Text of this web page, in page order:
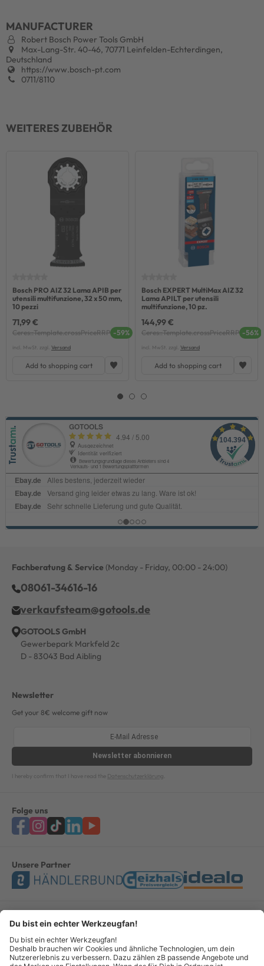
MANUFACTURER
Robert Bosch Power Tools GmbH
Max-Lang-Str. 40-46, 70771 Leinfelden-Echterdingen,
Deutschland
https://www.bosch-pt.com
0711/8110
WEITERES ZUBEHÖR
Bosch PRO AIZ 32 Lama APIB per
utensili multifunzione, 32 x 50 mm,
10 pezzi
71,99 €
Ceres::Template.crossPriceRRP -59%
incl. MwSt. zzgl. Versand
Add to shopping cart
Bosch EXPERT MultiMax AIZ 32
Lama APILT per utensili
multifunzione, 10 pz.
144,99 €
Ceres::Template.crossPriceRRP -56%
incl. MwSt. zzgl. Versand
Add to shopping cart
Fachberatung & Service (Monday - Friday, 00:00 - 24:00)
08061-34616-16
verkaufsteam@gotools.de
GOTOOLS GmbH
Gewerbepark Markfeld 2c
D - 83043 Bad Aibling
Newsletter
Get your 8€ welcome gift now
Newsletter abonnieren
I hereby confirm that I have read the Datenschutzerklärung.
Folge uns
Unsere Partner
Bezahlung & Versand